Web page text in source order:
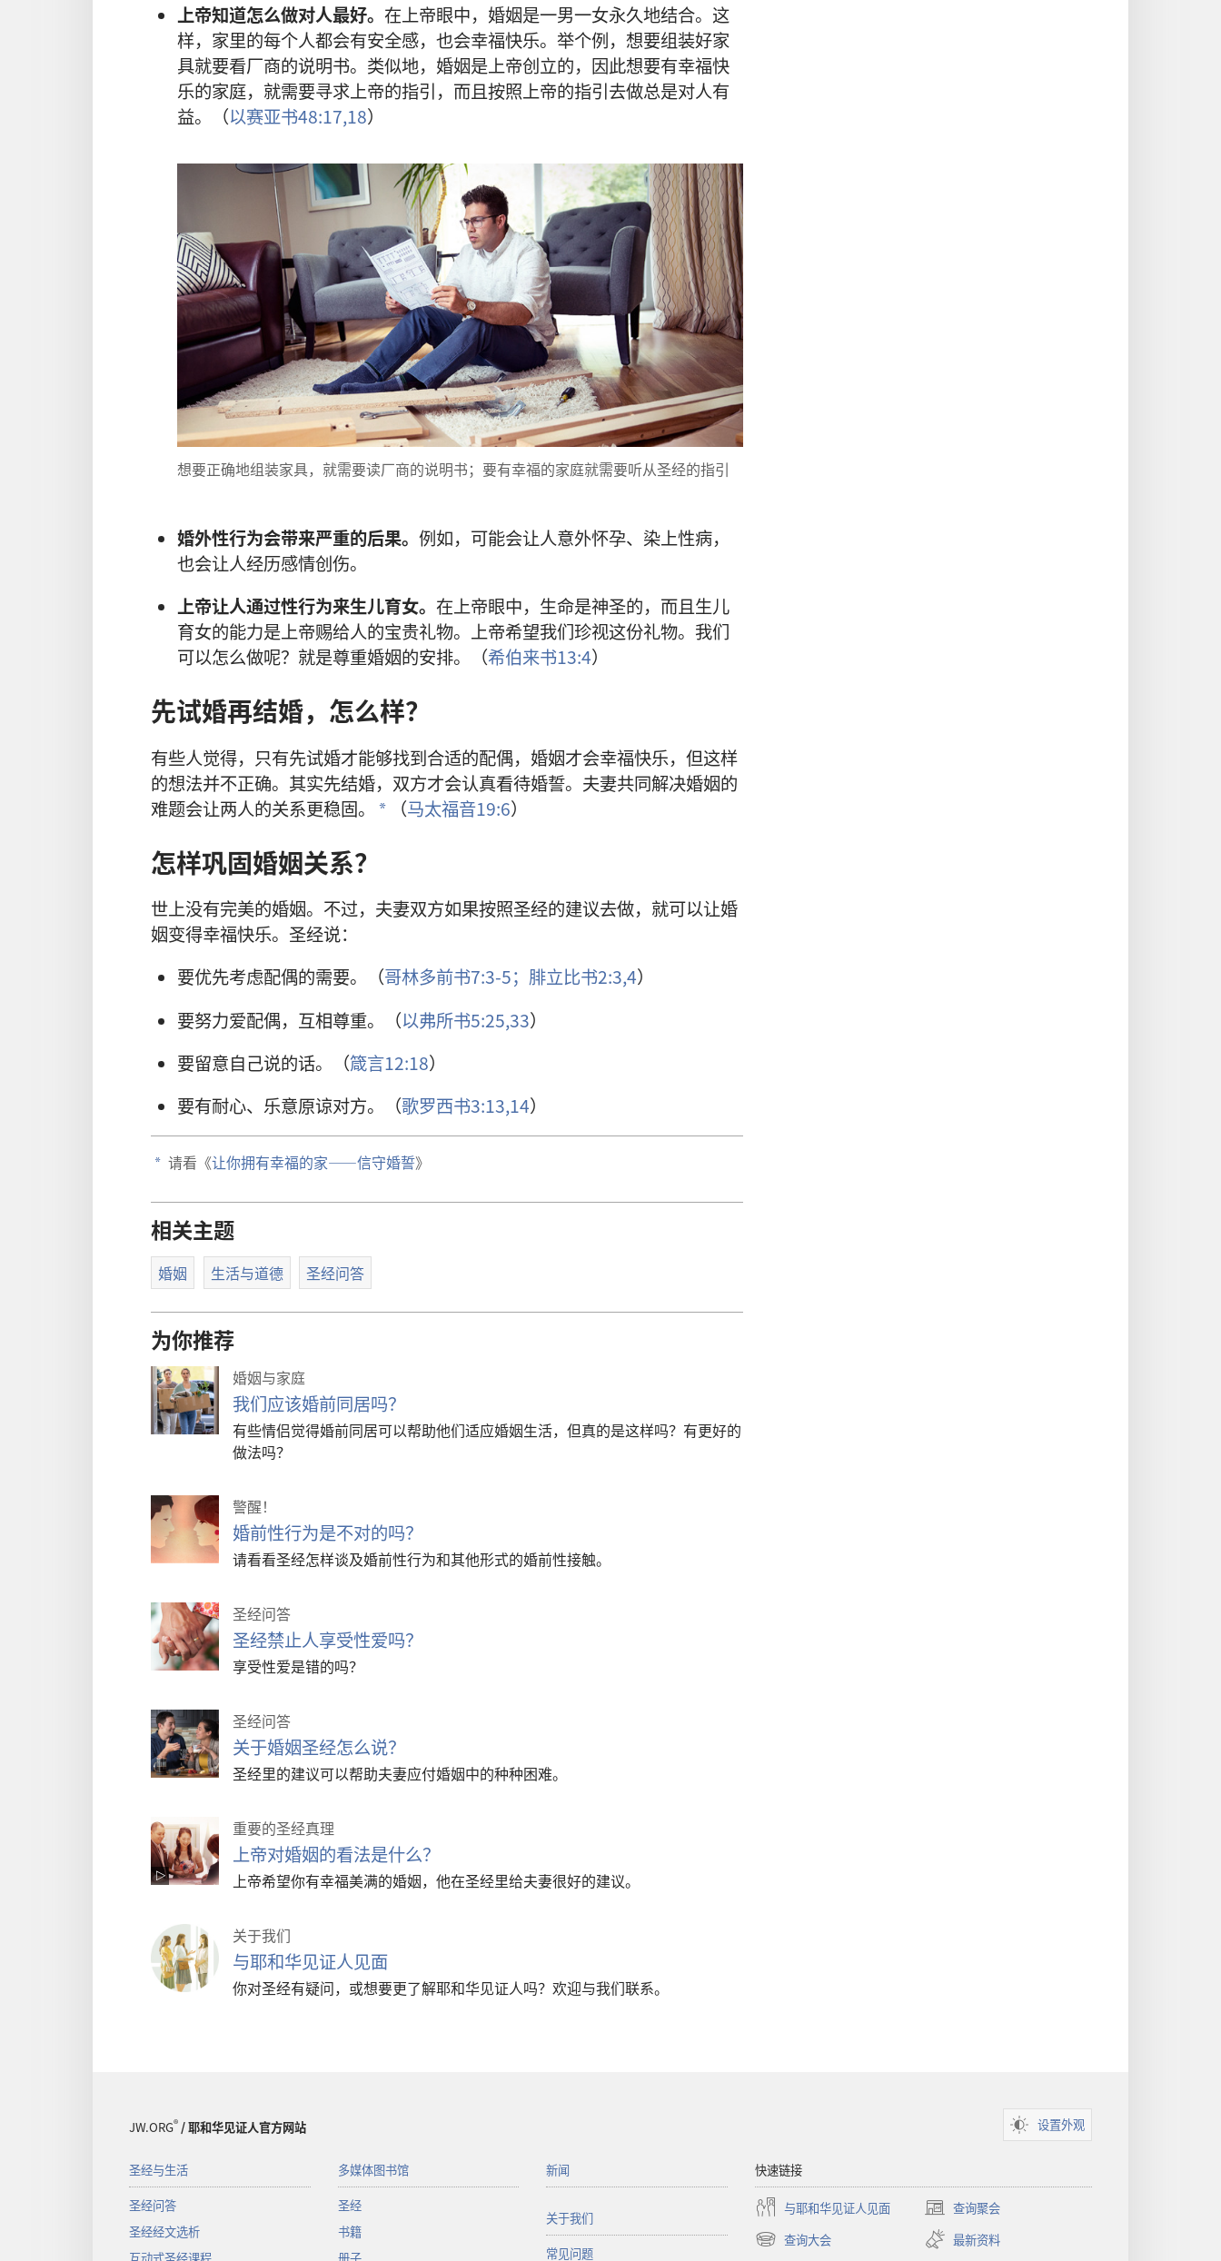
上帝知道怎么做对人最好。 在上帝眼中，婚姻是一男一女永久地结合。这
样，家里的每个人都会有安全感，也会幸福快乐。举个例，想要组装好家
具就要看厂商的说明书。类似地，婚姻是上帝创立的，因此想要有幸福快
乐的家庭，就需要寻求上帝的指引，而且按照上帝的指引去做总是对人有
益。（以赛亚书48:17,18）
想要正确地组装家具，就需要读厂商的说明书；要有幸福的家庭就需要听从圣经的指引
婚外性行为会带来严重的后果。 例如，可能会让人意外怀孕、染上性病，
也会让人经历感情创伤。
上帝让人通过性行为来生儿育女。 在上帝眼中，生命是神圣的，而且生儿
育女的能力是上帝赐给人的宝贵礼物。上帝希望我们珍视这份礼物。我们
可以怎么做呢？就是尊重婚姻的安排。（希伯来书13:4）
先试婚再结婚，怎么样？
有些人觉得，只有先试婚才能够找到合适的配偶，婚姻才会幸福快乐，但这样
的想法并不正确。其实先结婚，双方才会认真看待婚誓。夫妻共同解决婚姻的
难题会让两人的关系更稳固。
a （马太福音19:6）
怎样巩固婚姻关系？
世上没有完美的婚姻。不过，夫妻双方如果按照圣经的建议去做，就可以让婚
姻变得幸福快乐。圣经说：
要优先考虑配偶的需要。（哥林多前书7:3-5； 腓立比书2:3,4）
要努力爱配偶，互相尊重。（以弗所书5:25,33）
要留意自己说的话。（箴言12:18）
要有耐心、乐意原谅对方。（歌罗西书3:13,14）
a 请看《让你拥有幸福的家——信守婚誓》
相关主题
婚姻 生活与道德 圣经问答
为你推荐
婚姻与家庭
我们应该婚前同居吗？
有些情侣觉得婚前同居可以帮助他们适应婚姻生活，但真的是这样吗？有更好的
做法吗？
警醒！
婚前性行为是不对的吗？
请看看圣经怎样谈及婚前性行为和其他形式的婚前性接触。
圣经问答
圣经禁止人享受性爱吗？
享受性爱是错的吗？
圣经问答
关于婚姻圣经怎么说？
圣经里的建议可以帮助夫妻应付婚姻中的种种困难。
重要的圣经真理
上帝对婚姻的看法是什么？
上帝希望你有幸福美满的婚姻，他在圣经里给夫妻很好的建议。
关于我们
与耶和华见证人见面
你对圣经有疑问，或想要更了解耶和华见证人吗？欢迎与我们联系。
JW.ORG®/ 耶和华见证人官方网站 设置外观
圣经与生活
圣经问答
圣经经文选析
多媒体图书馆
圣经
书籍
新闻
关于我们
常见问题
快速链接
与耶和华见证人见面 查询聚会
（打
开
新
查询大会
（打
最新资料